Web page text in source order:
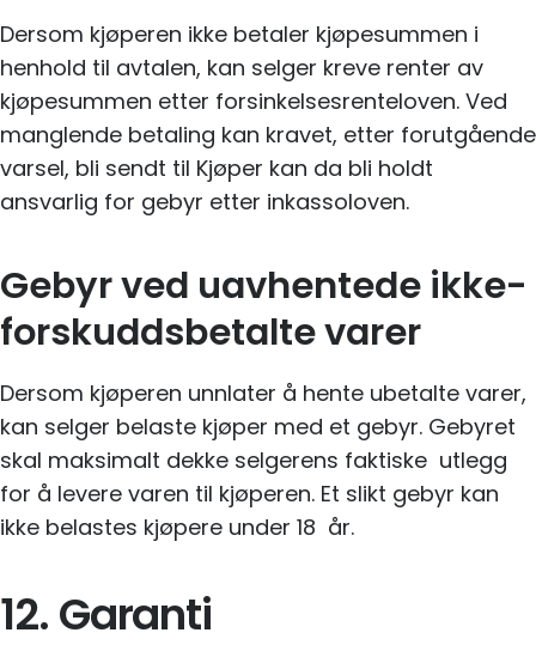
Dersom kjøperen ikke betaler kjøpesummen i
henhold til avtalen, kan selger kreve renter av
kjøpesummen etter forsinkelsesrenteloven. Ved
manglende betaling kan kravet, etter forutgående
varsel, bli sendt til Kjøper kan da bli holdt
ansvarlig for gebyr etter inkassoloven.
Gebyr ved uavhentede ikke-
forskuddsbetalte varer
Dersom kjøperen unnlater å hente ubetalte varer,
kan selger belaste kjøper med et gebyr. Gebyret
skal maksimalt dekke selgerens faktiske utlegg
for å levere varen til kjøperen. Et slikt gebyr kan
ikke belastes kjøpere under 18 år.
12. Garanti